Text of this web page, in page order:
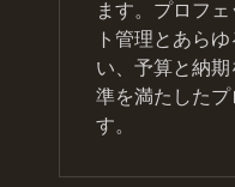
ます。プロフ
ト管理とあら
い、予算と納
準を満たした
す。